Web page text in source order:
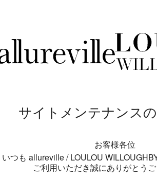
サイトメンテナンス
お客様各位
いつも allureville / LOULOU
ご利用いただき誠にありがとうご